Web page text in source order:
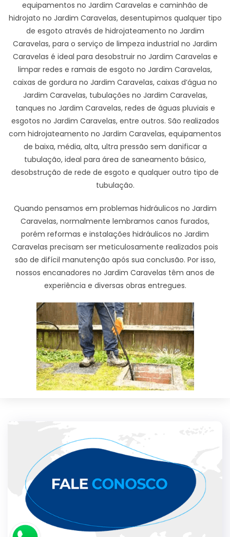
equipamentos no Jardim Caravelas e caminhão de
hidrojato no Jardim Caravelas, desentupimos qualquer tipo
de esgoto através de hidrojateamento no Jardim
Caravelas, para o serviço de limpeza industrial no Jardim
Caravelas é ideal para desobstruir no Jardim Caravelas e
limpar redes e ramais de esgoto no Jardim Caravelas,
caixas de gordura no Jardim Caravelas, caixas d’água no
Jardim Caravelas, tubulações no Jardim Caravelas,
tanques no Jardim Caravelas, redes de águas pluviais e
esgotos no Jardim Caravelas, entre outros. São realizados
com hidrojateamento no Jardim Caravelas, equipamentos
de baixa, média, alta, ultra pressão sem danificar a
tubulação, ideal para área de saneamento básico,
desobstrução de rede de esgoto e qualquer outro tipo de
tubulação.
Quando pensamos em problemas hidráulicos no Jardim
Caravelas, normalmente lembramos canos furados,
porém reformas e instalações hidráulicos no Jardim
Caravelas precisam ser meticulosamente realizados pois
são de difícil manutenção após sua conclusão. Por isso,
nossos encanadores no Jardim Caravelas têm anos de
experiência e diversas obras entregues.